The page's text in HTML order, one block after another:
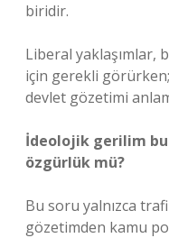
biridir.
Liberal yaklaşımlar,
için gerekli
devlet gözetimi
İdeolojik gerilim
özgürlük mü?
Bu soru yalnızca
gözetimden kamu